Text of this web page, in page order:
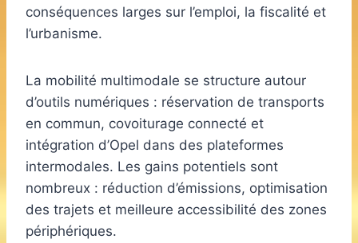
conséquences larges sur l’emploi, la fiscalité et
l’urbanisme.
La mobilité multimodale se structure autour
d’outils numériques : réservation de transports
en commun, covoiturage connecté et
intégration d’Opel dans des plateformes
intermodales. Les gains potentiels sont
nombreux : réduction d’émissions, optimisation
des trajets et meilleure accessibilité des zones
périphériques.